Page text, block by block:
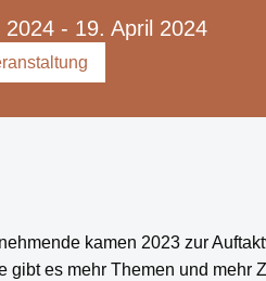
2024 - 19. April 2024
kamen 2023 zur
gibt es mehr Themen und mehr